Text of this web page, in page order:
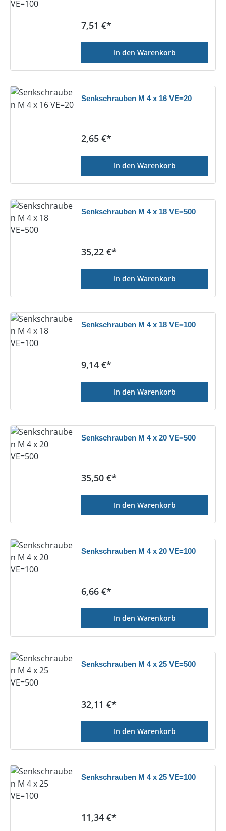
Regulärer Preis:
7,51 €*
In den Warenkorb
Senkschrauben M 4 x 16 VE=20
Regulärer Preis:
2,65 €*
In den Warenkorb
Senkschrauben M 4 x 18 VE=500
Regulärer Preis:
35,22 €*
In den Warenkorb
Senkschrauben M 4 x 18 VE=100
Regulärer Preis:
9,14 €*
In den Warenkorb
Senkschrauben M 4 x 20 VE=500
Regulärer Preis:
35,50 €*
In den Warenkorb
Senkschrauben M 4 x 20 VE=100
Regulärer Preis:
6,66 €*
In den Warenkorb
Senkschrauben M 4 x 25 VE=500
Regulärer Preis:
32,11 €*
In den Warenkorb
Senkschrauben M 4 x 25 VE=100
Regulärer Preis:
11,34 €*